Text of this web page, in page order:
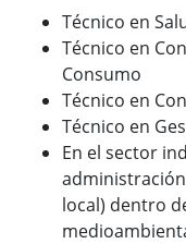
Técnico en
Técnico en
Consumo
Técnico en
Técnico en
En el sector
local) dentro